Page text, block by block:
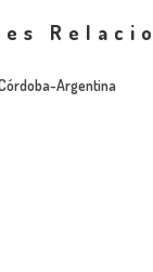
Argentina